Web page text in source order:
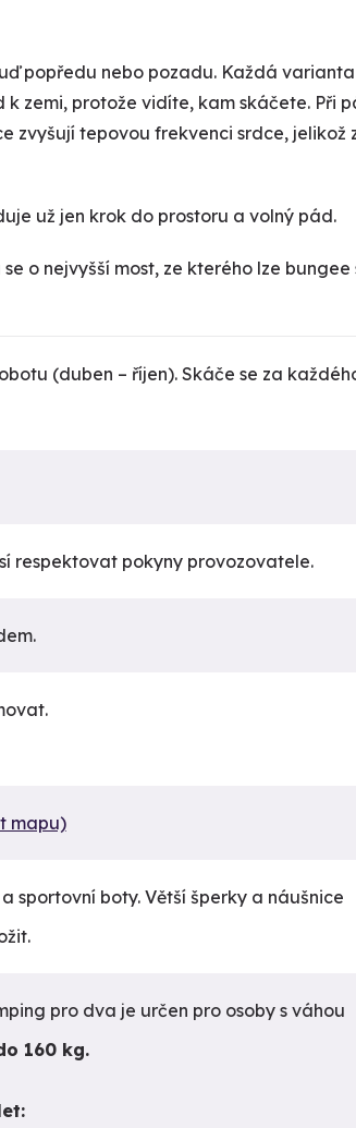
popředu nebo pozadu. Každá
zemi, protože vidíte, kam skáčete. Při
zvyšují tepovou frekvenci srdce, jelikož
už jen krok do prostoru a volný pád.
o nejvyšší most, ze kterého lze
(duben – říjen). Skáče se za
respektovat pokyny provozovatele.
mapu)
sportovní boty. Větší šperky a náušnice
pro dva je určen pro osoby s váhou
160 kg.